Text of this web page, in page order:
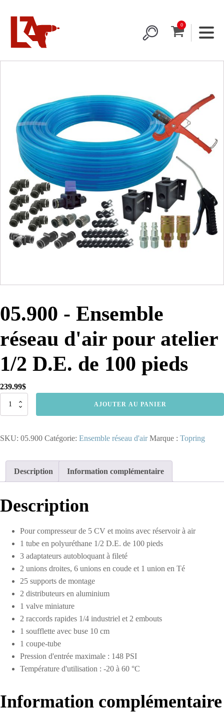
05.900 - Ensemble
réseau d'air pour atelier
1/2 D.E. de 100 pieds
239.99$
quantité
Ensemble
AJOUTER AU PANIER
SKU: 05.900 Catégorie: Ensemble réseau d'air Marque : Topring
Description Information complémentaire
Description
Pour compresseur de 5 CV et moins avec réservoir à air
1 tube en polyuréthane 1/2 D.E. de 100 pieds
3 adaptateurs autobloquant à fileté
2 unions droites, 6 unions en coude et 1 union en Té
25 supports de montage
2 distributeurs en aluminium
1 valve miniature
2 raccords rapides 1/4 industriel et 2 embouts
1 soufflette avec buse 10 cm
1 coupe-tube
Pression d'entrée maximale : 148 PSI
Température d'utilisation : -20 à 60 °C
Information complémentaire